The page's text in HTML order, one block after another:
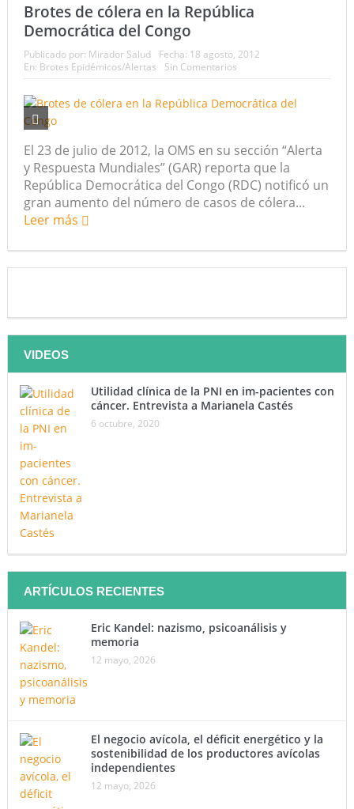
Brotes de cólera en la República
Democrática del Congo
Publicado por: Mirador Salud Fecha: 18 agosto, 2012
En: Brotes Epidémicos/Alertas Sin Comentarios
El 23 de julio de 2012, la OMS en su sección “Alerta
y Respuesta Mundiales” (GAR) reporta que la
República Democrática del Congo (RDC) notificó un
gran aumento del número de casos de cólera...
Leer más
VIDEOS
Utilidad clínica de la PNI en im-pacientes con
cáncer. Entrevista a Marianela Castés
6 octubre, 2020
ARTÍCULOS RECIENTES
Eric Kandel: nazismo, psicoanálisis y
memoria
12 mayo, 2026
El negocio avícola, el déficit energético y la
sostenibilidad de los productores avícolas
independientes
12 mayo, 2026